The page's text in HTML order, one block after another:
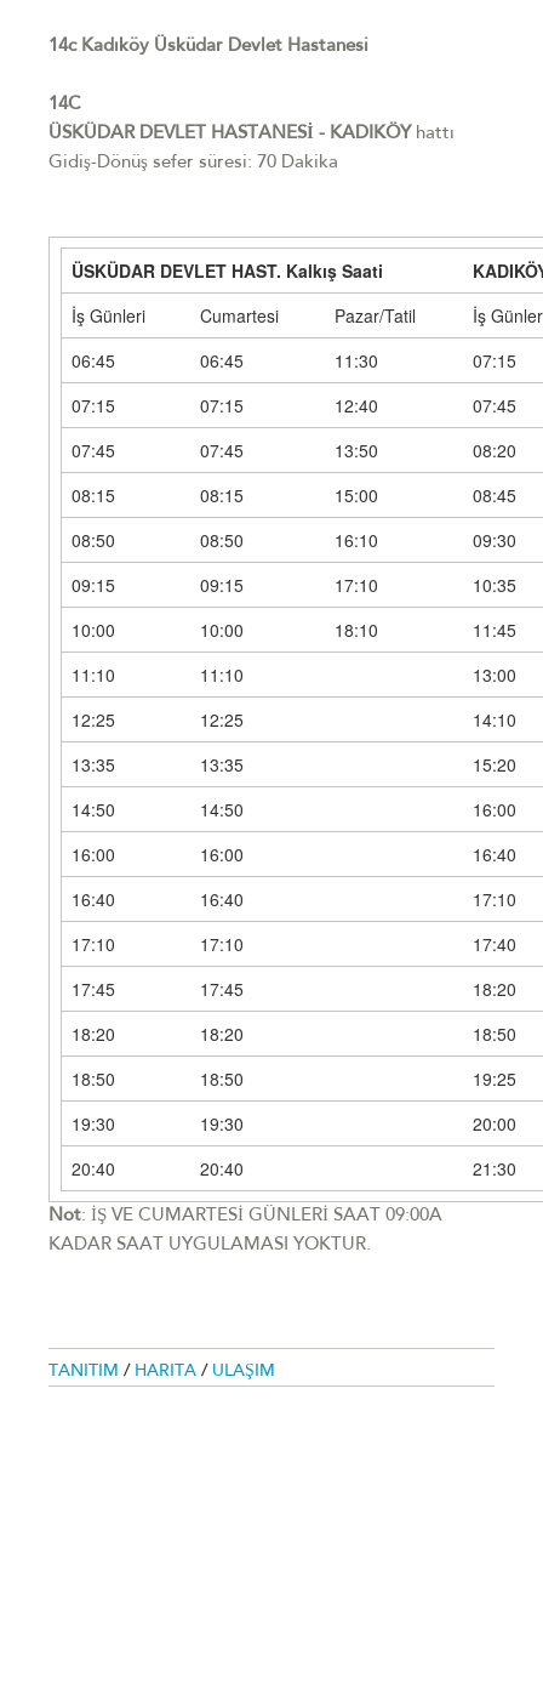
14c Kadıköy Üsküdar Devlet Hastanesi
14C
ÜSKÜDAR DEVLET HASTANESİ - KADIKÖY hattı
Gidiş-Dönüş sefer süresi: 70 Dakika
ÜSKÜDAR DEVLET HAST. Kalkış Saati
İş Günleri
Cumartesi Pazar/Tatil
İş
06:45
06:45 11:30
07:15
07:15
07:15 12:40
07:45
07:45
07:45 13:50
08:20
08:15
08:15 15:00
08:45
08:50
08:50 16:10
09:30
09:15
09:15 17:10
10:35
10:00
10:00 18:10
11:45
11:10
11:10
13:00
12:25
12:25
14:10
13:35
13:35
15:20
14:50
14:50
16:00
16:00
16:00
16:40
16:40
16:40
17:10
17:10
17:10
17:40
17:45
17:45
18:20
18:20
18:20
18:50
18:50
18:50
19:25
19:30
19:30
20:00
20:40
20:40 21:30
Not: İŞ VE CUMARTESİ GÜNLERİ SAAT 09:00A
KADAR SAAT UYGULAMASI YOKTUR.
TANITIM / HARITA / ULAŞIM